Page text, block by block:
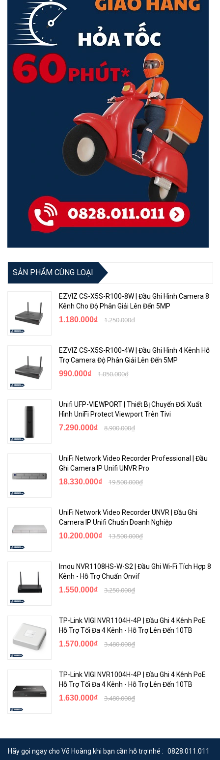
Băng thông truy cập video cao đảm bảo NVR của bạn quản lý nhiều
camera hơn với độ phân giải cao. Dựa trên thử nghiệm trong phòng
thí nghiệm sử dụng camera VIGI, VIGI NVR có thể quản lý tới 8
camera 4MP.
Hỗ Trợ Lên Đến 10TB
Cung cấp 1 khe Sata hỗ trợ lên đến 10TB. Tự động và liên tục lưu
trữ cảnh quay từ các camera được kết nối để bảo mật dữ liệu của
bạn nhằm truy cập nhanh chóng, thuận tiện.
SẢN PHẨM CÙNG LOẠI
EZVIZ CS-X5S-R100-8W | Đầu Ghi Hình Camera 8
Kênh Cho Độ Phân Giải Lên Đến 5MP
1.180.000₫ 1.250.000₫
EZVIZ CS-X5S-R100-4W | Đầu Ghi Hình 4 Kênh Hỗ
Trợ Camera Độ Phân Giải Lên Đến 5MP
990.000₫ 1.050.000₫
Unifi UFP-VIEWPORT | Thiết Bị Chuyển Đổi Xuất
Hình UniFi Protect Viewport Trên Tivi
7.290.000₫ 8.900.000₫
UniFi Network Video Recorder Professional | Đầu
Ghi Camera IP Unifi UNVR Pro
18.330.000₫ 19.500.000₫
UniFi Network Video Recorder UNVR | Đầu Ghi
Camera IP Unifi Chuẩn Doanh Nghiệp
10.200.000₫ 13.500.000₫
Imou NVR1108HS-W-S2 | Đầu Ghi Wi-Fi Tích Hợp 8
Kênh - Hỗ Trợ Chuẩn Onvif
1.550.000₫ 3.250.000₫
TP-Link VIGI NVR1104H-4P | Đầu Ghi 4 Kênh PoE
Hỗ Trợ Tối Đa 4 Kênh - Hỗ Trợ Lên Đến 10TB
1.570.000₫ 3.480.000₫
TP-Link VIGI NVR1004H-4P | Đầu Ghi 4 Kênh PoE
Hỗ Trợ Tối Đa 4 Kênh - Hỗ Trợ Lên Đến 10TB
1.630.000₫ 3.480.000₫
Hãy gọi ngay cho Võ Hoàng khi bạn cần hỗ trợ nhé : 0828.011.011